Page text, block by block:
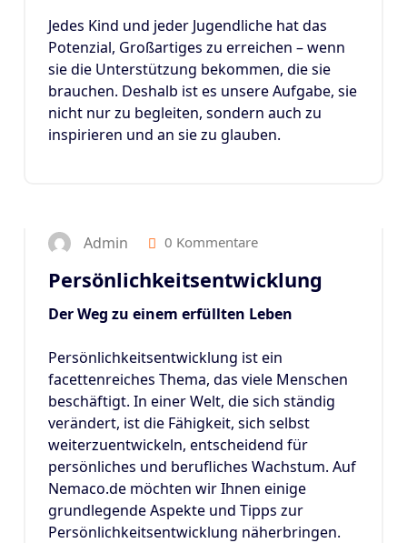
Jedes Kind und jeder Jugendliche hat das
Potenzial, Großartiges zu erreichen – wenn
sie die Unterstützung bekommen, die sie
brauchen. Deshalb ist es unsere Aufgabe, sie
nicht nur zu begleiten, sondern auch zu
inspirieren und an sie zu glauben.
Admin 0 Kommentare
Persönlichkeitsentwicklung
Der Weg zu einem erfüllten Leben
Persönlichkeitsentwicklung ist ein
facettenreiches Thema, das viele Menschen
beschäftigt. In einer Welt, die sich ständig
verändert, ist die Fähigkeit, sich selbst
weiterzuentwickeln, entscheidend für
persönliches und berufliches Wachstum. Auf
Nemaco.de möchten wir Ihnen einige
grundlegende Aspekte und Tipps zur
Persönlichkeitsentwicklung näherbringen.